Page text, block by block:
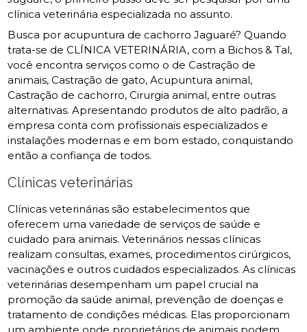
clínica veterinária especializada no assunto.
Busca por acupuntura de cachorro Jaguaré? Quando
trata-se de CLÍNICA VETERINÁRIA, com a Bichos & Tal,
você encontra serviços como o de Castração de
animais, Castração de gato, Acupuntura animal,
Castração de cachorro, Cirurgia animal, entre outras
alternativas. Apresentando produtos de alto padrão, a
empresa conta com profissionais especializados e
instalações modernas e em bom estado, conquistando
então a confiança de todos.
Clínicas veterinárias
Clínicas veterinárias são estabelecimentos que
oferecem uma variedade de serviços de saúde e
cuidado para animais. Veterinários nessas clínicas
realizam consultas, exames, procedimentos cirúrgicos,
vacinações e outros cuidados especializados. As clínicas
veterinárias desempenham um papel crucial na
promoção da saúde animal, prevenção de doenças e
tratamento de condições médicas. Elas proporcionam